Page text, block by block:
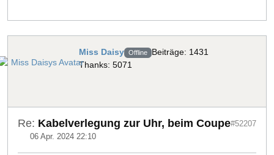
Miss Daisy Offline Beiträge: 1431
Thanks: 5071
Re: Kabelverlegung zur Uhr, beim Coupe
06 Apr. 2024 22:10
#52207